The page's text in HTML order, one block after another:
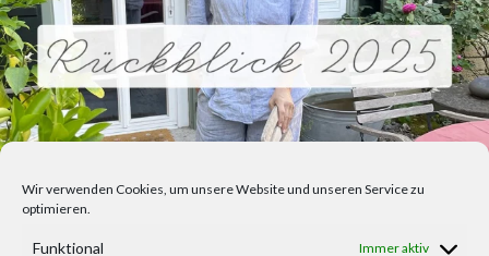
Wir verwenden Cookies, um unsere Website und unseren Service zu
optimieren.
Funktional Immer aktiv